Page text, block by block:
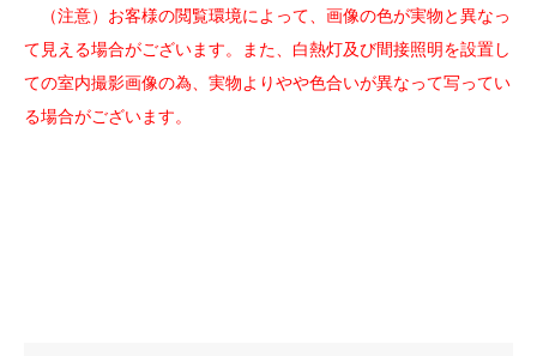
（注意）お客様の閲覧環境によって、画像の色が実物と異なっ
て見える場合がございます。また、白熱灯及び間接照明を設置し
ての室内撮影画像の為、実物よりやや色合いが異なって写ってい
る場合がございます。